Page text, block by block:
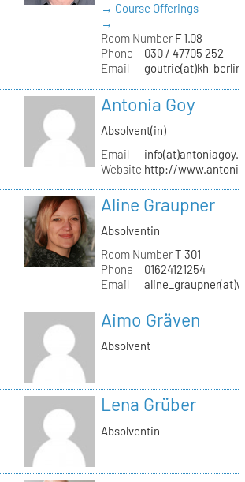
→ Course Offerings
→
Room NumberF 1.08
Phone
030 / 47705 252
Email
goutrie(at)kh-
Antonia Goy
Absolvent(in)
Email
Website http://
Aline Graupner
Absolventin
Room NumberT 301
Phone
01624121254
Email
Aimo Gräven
Absolvent
Lena Grüber
Absolventin